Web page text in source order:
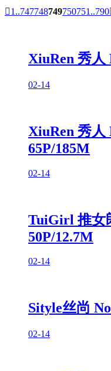
1..747748749750751 ..790
XiuRen 秀人
02-14
XiuRen 秀人
65P/185M
02-14
TuiGirl 推女
50P/12.7M
02-14
Sityle丝尚
02-14